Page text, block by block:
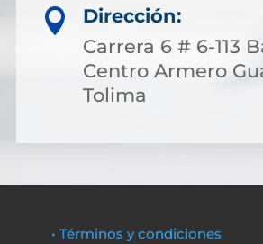

Dirección:
Carrera 6 # 6-113
Centro Armero
Tolima
• Términos y condiciones